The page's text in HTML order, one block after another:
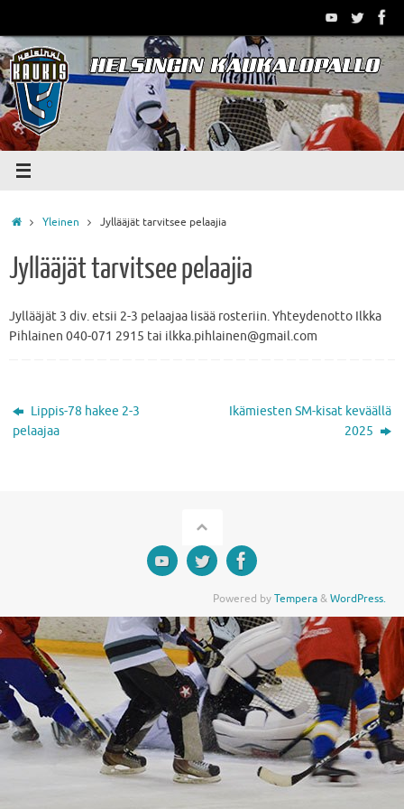
content
HomeYleinen Jyllääjät tarvitsee pelaajia
Jyllääjät tarvitsee pelaajia
Jyllääjät 3 div. etsii 2-3 pelaajaa lisää rosteriin. Yhteydenotto Ilkka
Pihlainen 040-071 2915 tai ilkka.pihlainen@gmail.com
Lippis-78 hakee 2-3
pelaajaa
Ikämiesten SM-kisat keväällä
2025
Powered byTempera&WordPress.